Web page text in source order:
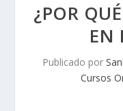
¿POR
EN
Publicado por
Cursos